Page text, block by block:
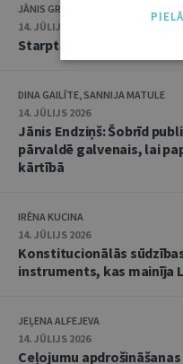
JĀNIS GRASIS
14. JŪLIJS 2026
Starptautiskās tiesības:
DINA GAILĪTE, SANNIJA MATULE
14. JŪLIJS 2026
Jānis Endziņš: Šobrīd
pārvaldē galvenais, lai
kārtībā
IRĒNA KUCINA
14. JŪLIJS 2026
Konstitucionālās
instruments, kas mainīja
JEĻENA ALFEJEVA
14. JŪLIJS 2026
Ceļojumu